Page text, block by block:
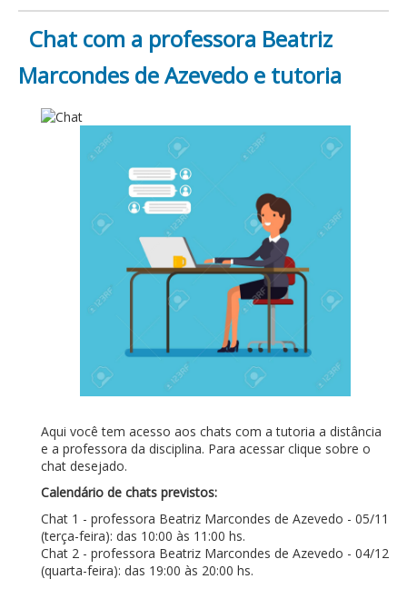
Chat com a professora Beatriz
Marcondes de Azevedo e tutoria
Aqui você tem acesso aos chats com a tutoria a distância
e a professora da disciplina. Para acessar clique sobre o
chat desejado.
Calendário de chats previstos:
Chat 1 - professora Beatriz Marcondes de Azevedo - 05/11
(terça-feira): das 10:00 às 11:00 hs.
Chat 2 - professora Beatriz Marcondes de Azevedo - 04/12
(quarta-feira): das 19:00 às 20:00 hs.